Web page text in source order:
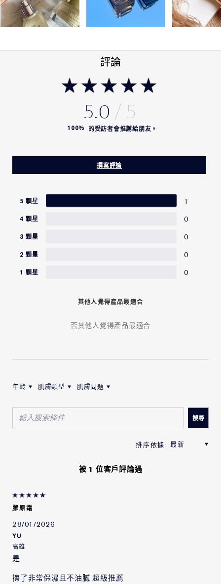
年輕無敵一夜修護膠原霜7mlx4
評論
5.0
撰寫評論
100% 的受訪者會推薦給朋友。
5 顆星 1
4 顆星 0
3 顆星 0
2 顆星 0
1 顆星 0
其他人覺得產品最適合
否其他人覺得產品最適合
年齡
肌膚類型
肌膚問題
被 1 位客戶評論過
膠原霜
28/01/2026
YU
高雄
是
擦了非常保濕且不油膩 超級推薦